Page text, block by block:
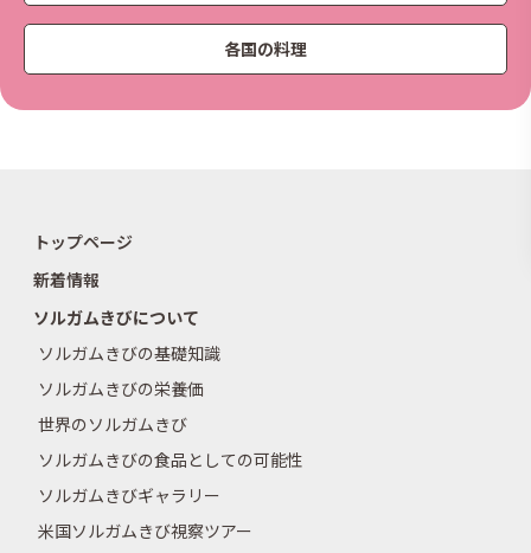
各国の料理
トップページ
新着情報
ソルガムきびについて
ソルガムきびの基礎知識
ソルガムきびの栄養価
世界のソルガムきび
ソルガムきびの食品としての可能性
ソルガムきびギャラリー
米国ソルガムきび視察ツアー